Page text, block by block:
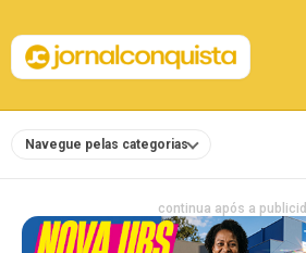
Navegue pelas categorias
continua após a